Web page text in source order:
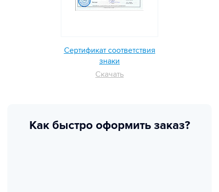
Сертификат соответствия
знаки
Скачать
Как быстро оформить заказ?